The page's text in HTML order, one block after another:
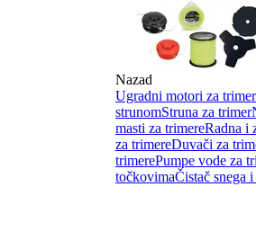
Nazad
Ugradni motori za
strunomStruna za trimer
masti za trimereRadna i
za trimereDuvači za
trimerePumpe vode za
točkovimaČistač snega